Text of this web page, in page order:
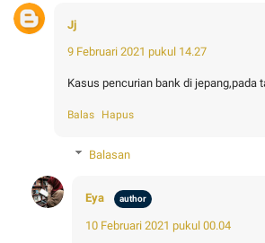
Jj
9 Februari 2021 pukul 14.27
Kasus pencurian bank di jepang,pada
Balas Hapus
Balasan
Eya
10 Februari 2021 pukul 00.04